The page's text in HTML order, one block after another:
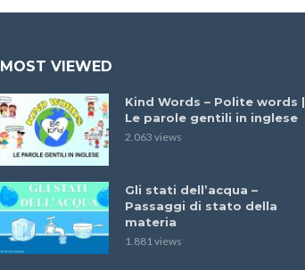
MOST VIEWED
Kind Words – Polite words |
Le parole gentili in inglese
2.063 views
Gli stati dell’acqua –
Passaggi di stato della
materia
1.881 views